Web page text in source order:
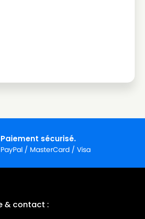
Paiement sécurisé.
PayPal / MasterCard / Visa
& contact :